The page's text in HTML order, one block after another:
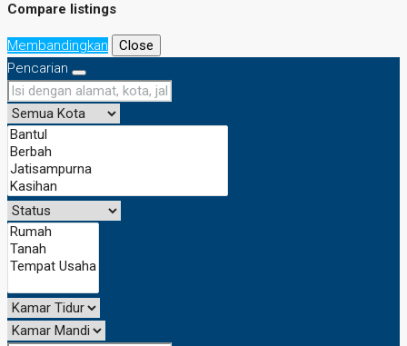
Compare listings
Membandingkan
Close
Pencarian